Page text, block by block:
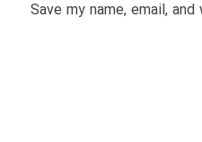
Save my name, email,